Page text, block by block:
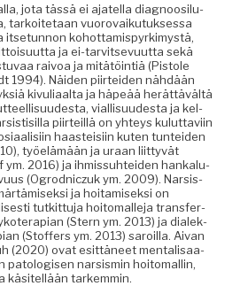
jota tässä ei ajatel­la diag­noosilu­
tarkoite­taan vuorovaiku­tuk­ses­sa
itse­tun­non kohot­tamispyrkimys­tä,
ja ei-tarvit­se­vu­ut­ta sekä
raivoa ja mitätöin­tiä (Pis­tole
1994). Näi­den piirtei­den nähdään
kivu­li­aal­ta ja häpeää herät­tävältä
vial­lisu­ud­es­ta ja kel­
piirteil­lä on yhteys kulut­tavi­in
haasteisi­in kuten tun­tei­den
työelämään ja uraan liit­tyvät
ym. 2016) ja ihmis­suhtei­den han­kalu­
(Ogrod­niczuk ym. 2009). Nar­sis­
ja hoita­misek­si on
tutkit­tu­ja hoit­o­ma­lle­ja trans­fer­
(Stern ym. 2013) ja dialek­
(Stof­fers ym. 2013) saroil­la. Aivan
(2020) ovat esit­täneet men­tal­isaa­
patol­o­gisen nar­sis­min hoit­o­ma­llin,
käsitel­lään tarkemmin.